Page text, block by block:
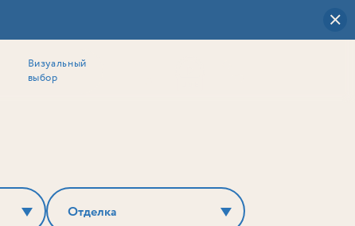
Визуальный
выбор
Отделка